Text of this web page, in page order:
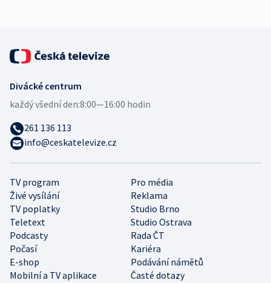
TV program
Pro média
Živé vysílání
Reklama
TV poplatky
Studio Brno
Teletext
Studio Ostrava
Podcasty
Rada ČT
Počasí
Kariéra
E-shop
Podávání námětů
Mobilní a TV aplikace
Časté dotazy
Divácké centrum
každý všední den:8:00—16:00 hodin
261 136 113
info@ceskatelevize.cz